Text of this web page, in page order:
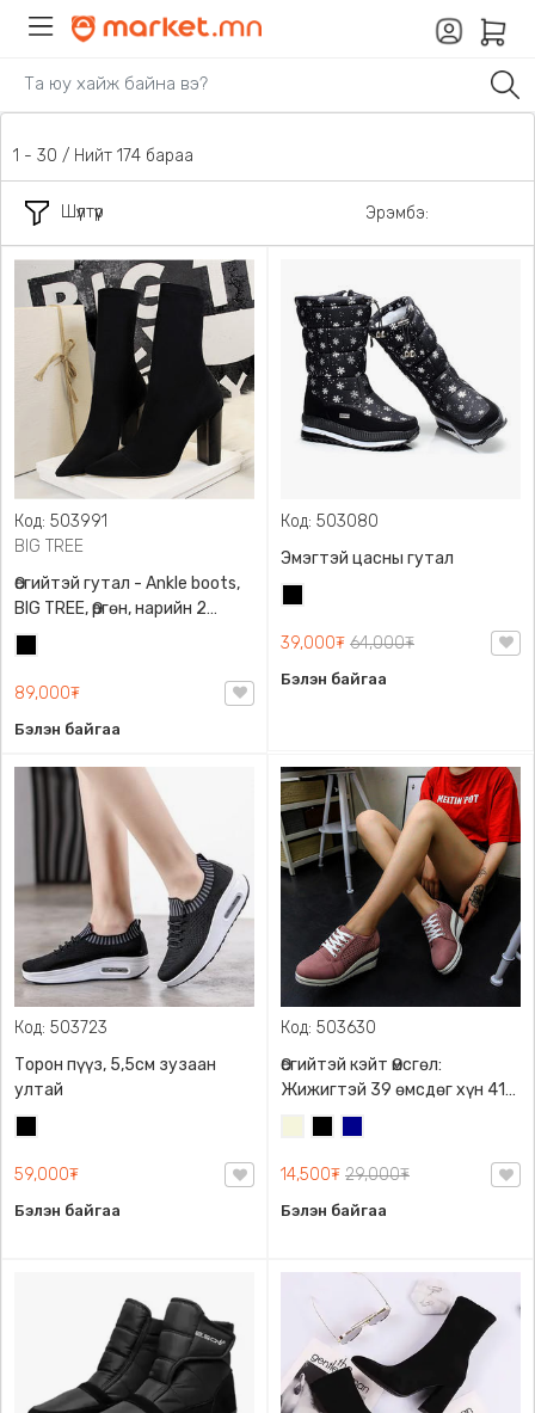
Шүүлтүүр
1 - 30 / Нийт 174 бараа
Эрэмбэ:
Код: 503991
BIG TREE
Өсгийтэй гутал - Ankle boots,
BIG TREE, Өргөн, нарийн 2
төрлийн өсгийтэй
89,000₮
Бэлэн байгаа
Код: 503080
Эмэгтэй цасны гутал
39,000₮ 64,000₮
Бэлэн байгаа
Код: 503723
Торон пүүз, 5,5см зузаан
ултай
59,000₮
Бэлэн байгаа
Код: 503630
Өсгийтэй кэйт Өмсгөл:
Жижигтэй 39 өмсдөг хүн 41
ийг авч байж таарна
/
Бэйж/
14,500₮ 29,000₮
Бэлэн байгаа